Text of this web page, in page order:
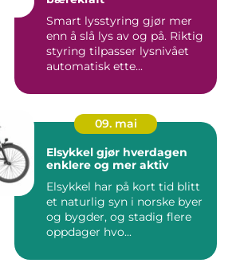
Smart lysstyring gjør mer
enn å slå lys av og på. Riktig
styring tilpasser lysnivået
automatisk ette...
09. mai
Elsykkel gjør hverdagen
enklere og mer aktiv
Elsykkel har på kort tid blitt
et naturlig syn i norske byer
og bygder, og stadig flere
oppdager hvo...